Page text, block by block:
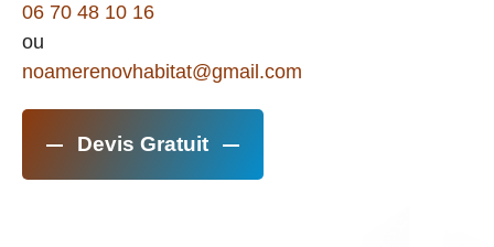
06 70 48 10 16
ou
noamerenovhabitat@gmail.com
Devis Gratuit